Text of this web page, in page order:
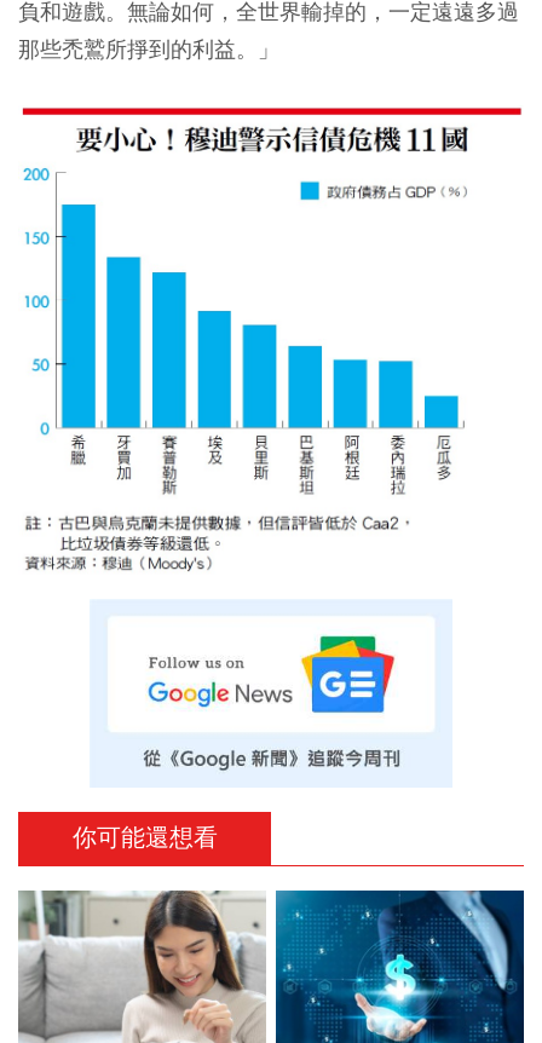
負和遊戲。無論如何，全世界輸掉的，一定遠遠多過
那些禿鷲所掙到的利益。」
你可能還想看